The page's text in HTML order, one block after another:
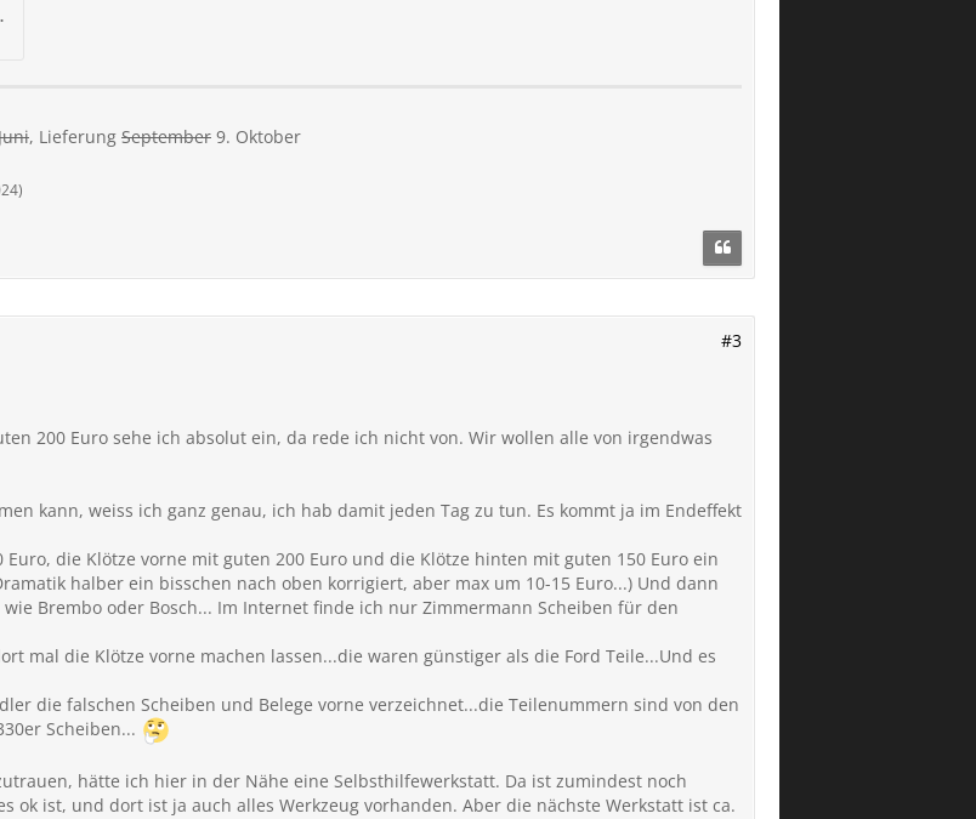
, Lieferung September 9. Oktober
)
#3
200 Euro sehe ich absolut ein, da rede ich nicht von. Wir wollen alle von irgendwas
kann, weiss ich ganz genau, ich hab damit jeden Tag zu tun. Es kommt ja im Endeffekt
die Klötze vorne mit guten 200 Euro und die Klötze hinten mit guten 150 Euro ein
halber ein bisschen nach oben korrigiert, aber max um 10-15 Euro...) Und dann
Brembo oder Bosch... Im Internet finde ich nur Zimmermann Scheiben für den
mal die Klötze vorne machen lassen...die waren günstiger als die Ford Teile...Und es
die falschen Scheiben und Belege vorne verzeichnet...die Teilenummern sind von den
Scheiben...
hätte ich hier in der Nähe eine Selbsthilfewerkstatt. Da ist zumindest noch
ok ist, und dort ist ja auch alles Werkzeug vorhanden. Aber die nächste Werkstatt ist ca.